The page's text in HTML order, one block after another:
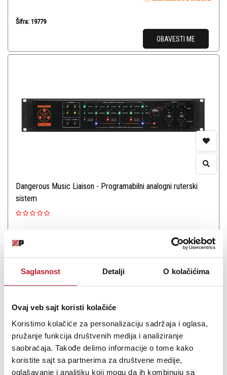
Saglasnost Detalji O kolačićima
Ovaj veb sajt koristi kolačiće
Koristimo kolačiće za personalizaciju sadržaja i oglasa,
pružanje funkcija društvenih medija i analiziranje
saobraćaja. Takođe delimo informacije o tome kako
koristite sajt sa partnerima za društvene medije,
oglašavanje i analitiku koji mogu da ih kombinuju sa
Šifra: 19779
OBAVESTI ME
Dangerous Music Liaison - Programabilni analogni ruterski
sistem
Revolucionarno rešenje za analognu obradu signala, Dangerous
Music Liaison predstavlja prvi potpuno programabilni analogni